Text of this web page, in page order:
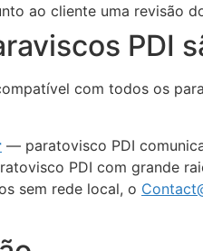
ao cliente uma revisão
PDI
com todos os
— paratovisco PDI
PDI com grande
sem rede local, o